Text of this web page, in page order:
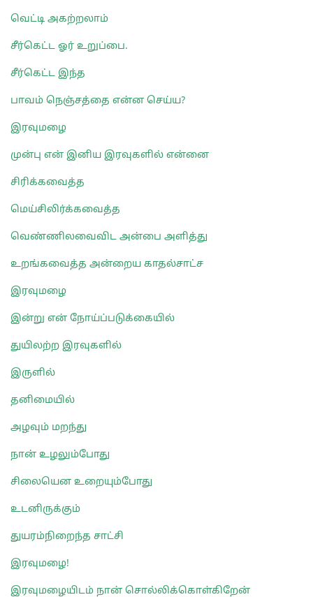
வெட்டி அகற்றலாம்
சீர்கெட்ட ஓர் உறுப்பை.
சீர்கெட்ட இந்த
பாவம் நெஞ்சத்தை என்ன செய்ய?
இரவுமழை
முன்பு என் இனிய இரவுகளில் என்னை
சிரிக்கவைத்த
மெய்சிலிர்க்கவைத்த
வெண்ணிலவைவிட அன்பை அளித்து
உறங்கவைத்த அன்றைய காதல்சாட்ச
இரவுமழை
இன்று என் நோய்ப்படுக்கையில்
துயிலற்ற இரவுகளில்
இருளில்
தனிமையில்
அழவும் மறந்து
நான் உழலும்போது
சிலையென உறையும்போது
உடனிருக்கும்
துயரம்நிறைந்த சாட்சி
இரவுமழை!
இரவுமழையிடம் நான் சொல்லிக்கொள்கிறேன்